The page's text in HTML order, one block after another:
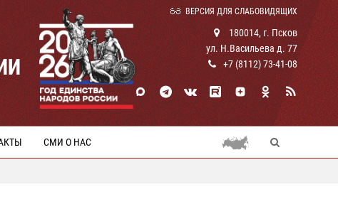
ВЕРСИЯ ДЛЯ СЛАБОВИДЯЩИХ
180014, г. Псков
ул. Н.Васильева д. 77
+7 (8112) 73-41-08
СМИ О НАС